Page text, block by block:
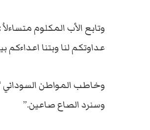
وتابع الأب المكلوم
عداوتكم لنا وبتنا
وخاطب المواطن السوداني
وسنرد الصاع صاعين.”